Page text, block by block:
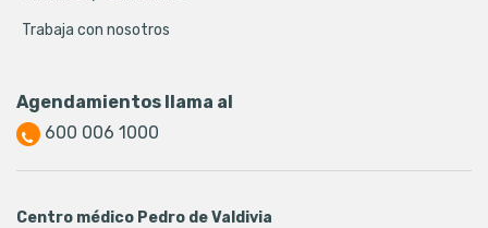
Trabaja con nosotros
Agendamientos llama al
600 006 1000
Centro médico Pedro de Valdivia